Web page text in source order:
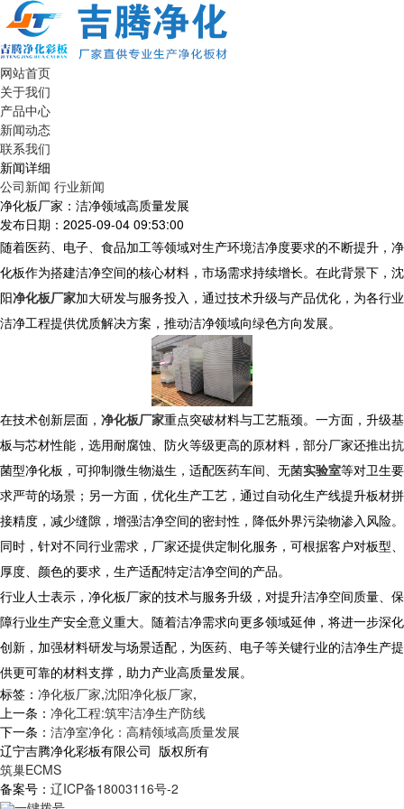
网站首页
关于我们
产品中心
新闻动态
联系我们
新闻详细
公司新闻 行业新闻
净化板厂家：洁净领域高质量发展
发布日期：2025-09-04 09:53:00
随着医药、电子、食品加工等领域对生产环境洁净度要求的不断提升，净
化板作为搭建洁净空间的核心材料，市场需求持续增长。在此背景下，沈
阳净化板厂家加大研发与服务投入，通过技术升级与产品优化，为各行业
洁净工程提供优质解决方案，推动洁净领域向绿色方向发展。
​ 在技术创新层面， 净化板厂家重点突破材料与工艺瓶颈。一方面，升级基
板与芯材性能，选用耐腐蚀、防火等级更高的原材料，部分厂家还推出抗
菌型净化板，可抑制微生物滋生，适配医药车间、无菌实验室等对卫生要
求严苛的场景；另一方面，优化生产工艺，通过自动化生产线提升板材拼
接精度，减少缝隙，增强洁净空间的密封性，降低外界污染物渗入风险。
同时，针对不同行业需求，厂家还提供定制化服务，可根据客户对板型、
厚度、颜色的要求，生产适配特定洁净空间的产品。
​ 行业人士表示，净化板厂家的技术与服务升级，对提升洁净空间质量、保
障行业生产安全意义重大。随着洁净需求向更多领域延伸，将进一步深化
创新，加强材料研发与场景适配，为医药、电子等关键行业的洁净生产提
供更可靠的材料支撑，助力产业高质量发展。​
标签： 净化板厂家,沈阳净化板厂家,
上一条： 净化工程:筑牢洁净生产防线
下一条： 洁净室净化：高精领域高质量发展
辽宁吉腾净化彩板有限公司 版权所有
筑巢ECMS
备案号： 辽ICP备18003116号-2